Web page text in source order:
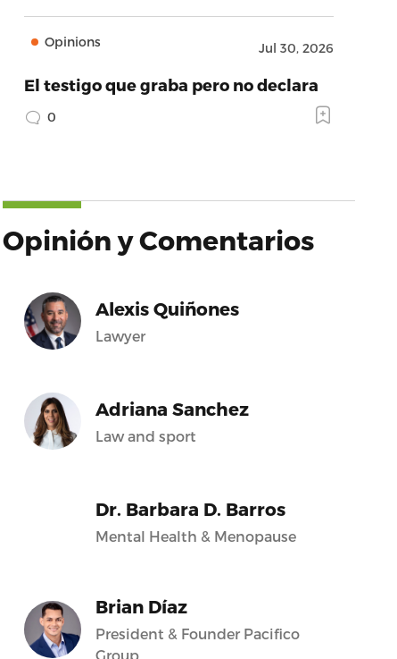
Opinions Jul 30, 2026
El testigo que graba pero no declara
0
Opinión y Comentarios
Alexis Quiñones
Lawyer
Adriana Sanchez
Law and sport
Dr. Barbara D. Barros
Mental Health & Menopause
Brian Díaz
President & Founder Pacifico
Group